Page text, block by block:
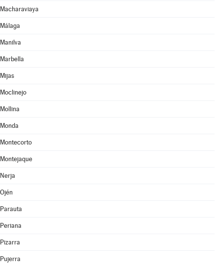
Macharaviaya
Málaga
Manilva
Marbella
Mijas
Moclinejo
Mollina
Monda
Montecorto
Montejaque
Nerja
Ojén
Parauta
Periana
Pizarra
Pujerra